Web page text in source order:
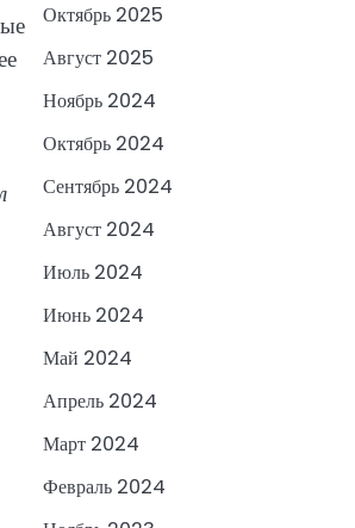
Октябрь 2025
Август 2025
Ноябрь 2024
Октябрь 2024
Сентябрь 2024
Август 2024
Июль 2024
Июнь 2024
Май 2024
Апрель 2024
Март 2024
Февраль 2024